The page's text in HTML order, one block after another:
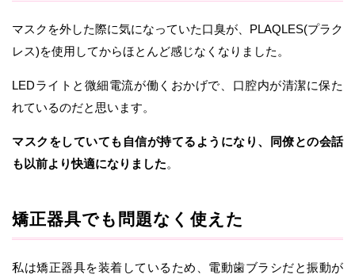
マスクを外した際に気になっていた口臭が、PLAQLES(プラク
レス)を使用してからほとんど感じなくなりました。
LEDライトと微細電流が働くおかげで、口腔内が清潔に保た
れているのだと思います。
マスクをしていても自信が持てるようになり、同僚との会話
も以前より快適になりました。
矯正器具でも問題なく使えた
私は矯正器具を装着しているため、電動歯ブラシだと振動が